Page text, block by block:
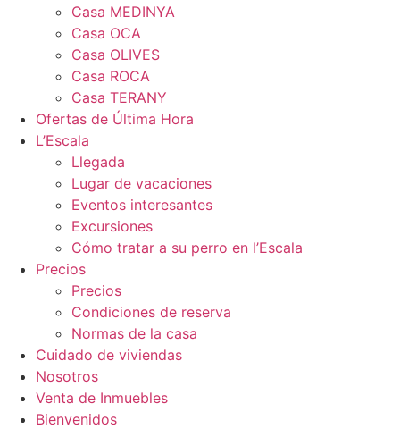
Casa MEDINYA
Casa OCA
Casa OLIVES
Casa ROCA
Casa TERANY
Ofertas de Última Hora
L’Escala
Llegada
Lugar de vacaciones
Eventos interesantes
Excursiones
Cómo tratar a su perro en l’Escala
Precios
Precios
Condiciones de reserva
Normas de la casa
Cuidado de viviendas
Nosotros
Venta de Inmuebles
Bienvenidos